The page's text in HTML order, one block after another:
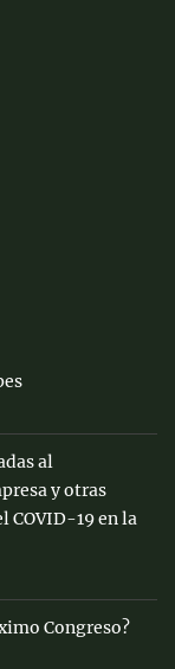
al
y otras
COVID-19 en la
Congreso?